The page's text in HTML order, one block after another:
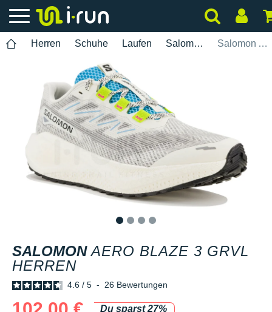
Herren Schuhe Laufen Salomon Salomon Aero Blaze 3 GRVL Herren
SALOMON AERO BLAZE 3 GRVL
HERREN
4.6 / 5 - 26 Bewertungen
Du sparst 27%